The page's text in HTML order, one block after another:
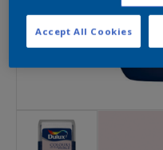
Accept All Cookies